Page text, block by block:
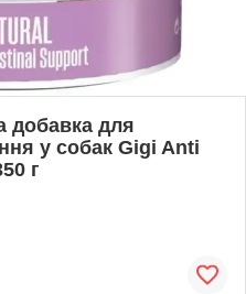
добавка для
у собак Gigi Anti
г